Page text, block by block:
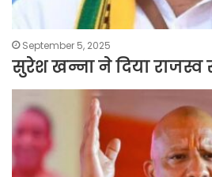
September 5, 2025
सुरेश खन्ना ने दिया